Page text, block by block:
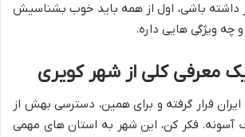
داشته باشی، اول از همه باید خوب بشناسیش
چه ویژگی هایی داره.
معرفی کلی از شهر کویری
قرار گرفته و برای همین، دسترسی بهش از
آسونه. فکر کن، این شهر به استان های مهمی